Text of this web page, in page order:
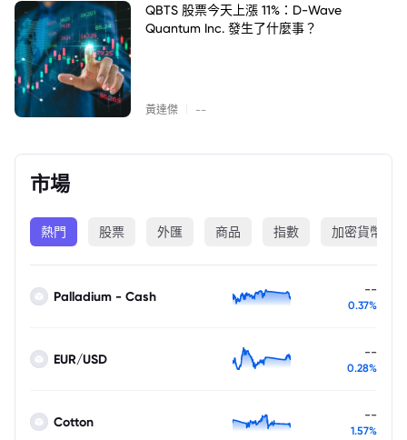
QBTS 股票今天上漲 11%：D-Wave
Quantum Inc. 發生了什麼事？
黃達傑 --
市場
熱門 股票 外匯 商品 指數 加密貨幣
Palladium - Cash --
0.37%
EUR/USD --
0.28%
Cotton --
1.57%